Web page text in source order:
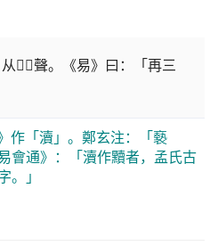
𪐗𧸇聲。《易》曰：「再三
作「瀆」。鄭玄注：「褻
會通》：「瀆作黷者，孟氏古
。」